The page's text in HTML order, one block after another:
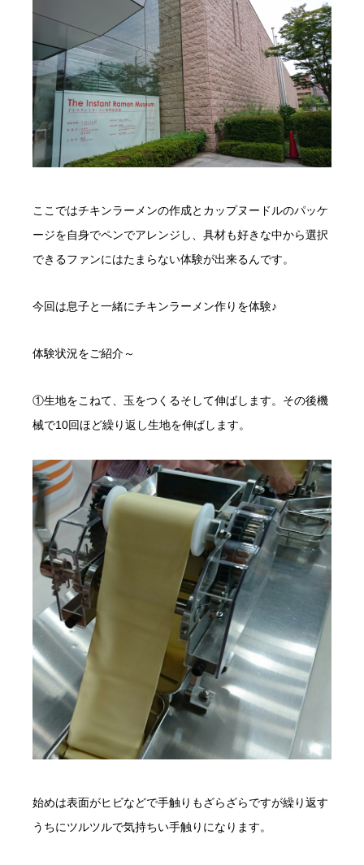
ここではチキンラーメンの作成とカップヌードルのパッケ
ージを自身でペンでアレンジし、具材も好きな中から選択
できるファンにはたまらない体験が出来るんです。
今回は息子と一緒にチキンラーメン作りを体験♪
体験状況をご紹介～
①生地をこねて、玉をつくるそして伸ばします。その後機
械で10回ほど繰り返し生地を伸ばします。
始めは表面がヒビなどで手触りもざらざらですが繰り返す
うちにツルツルで気持ちい手触りになります。